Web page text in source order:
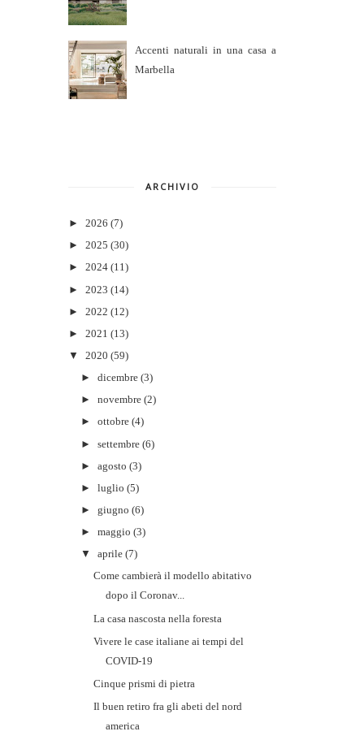
Accenti naturali in una casa a
Marbella
ARCHIVIO
► 2026 (7)
► 2025 (30)
► 2024 (11)
► 2023 (14)
► 2022 (12)
► 2021 (13)
▼
2020 (59)
►dicembre (3)
►novembre (2)
►ottobre (4)
►settembre (6)
►agosto (3)
►luglio (5)
►giugno (6)
►maggio (3)
▼
aprile (7)
Come cambierà il modello abitativo
dopo il Coronav...
La casa nascosta nella foresta
Vivere le case italiane ai tempi del
COVID-19
Cinque prismi di pietra
Il buen retiro fra gli abeti del nord
america